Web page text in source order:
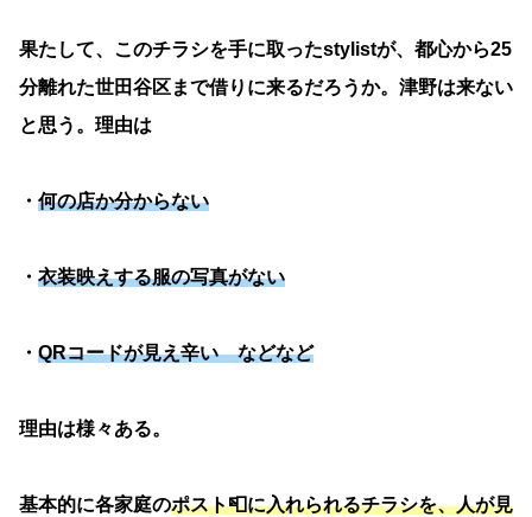
果たして、このチラシを手に取ったstylistが、都心から25
分離れた世田谷区まで借りに来るだろうか。津野は来ない
と思う。理由は
・ 何の店か分からない
・ 衣装映えする服の写真がない
・ QRコードが見え辛い などなど
理由は様々ある。
基本的に各家庭のポスト📮に入れられるチラシを、人が見